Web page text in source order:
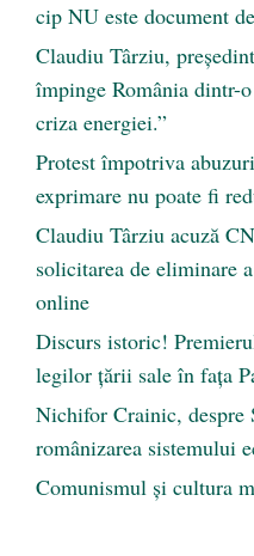
cip NU este document
Claudiu Târziu,
împinge România dintr-
criza energiei.”
Protest împotriva
exprimare nu poate fi
Claudiu Târziu acuză
solicitarea de eliminare
online
Discurs istoric!
legilor țării sale în fața
Nichifor Crainic, despre
românizarea sistemului
Comunismul şi cultura